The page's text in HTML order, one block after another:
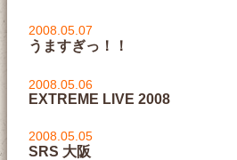
2008.05.07
うますぎっ！！
2008.05.06
EXTREME LIVE 2008
2008.05.05
SRS 大阪